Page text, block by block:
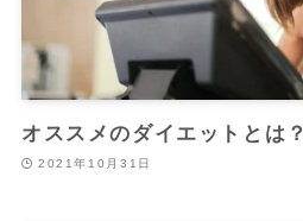
オススメのダイエットとは？
2021年10月31日